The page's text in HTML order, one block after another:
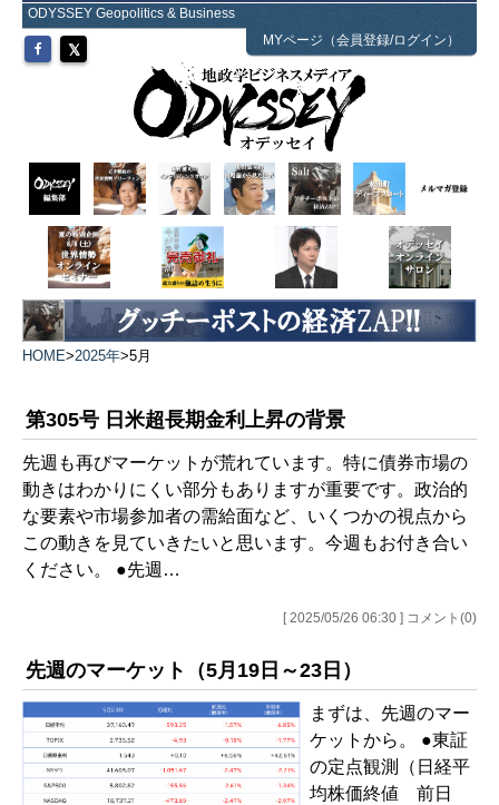
ODYSSEY Geopolitics & Business
MYページ（会員登録/ログイン）
HOME>2025年>5月
第305号 日米超長期金利上昇の背景
先週も再びマーケットが荒れています。特に債券市場の
動きはわかりにくい部分もありますが重要です。政治的
な要素や市場参加者の需給面など、いくつかの視点から
この動きを見ていきたいと思います。今週もお付き合い
ください。 ●先週…
[ 2025/05/26 06:30 ] コメント(0)
先週のマーケット（5月19日～23日）
まずは、先週のマー
ケットから。 ●東証
の定点観測（日経平
均株価終値 前日